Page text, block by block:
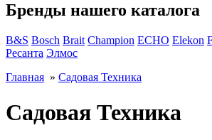
Бренды нашего каталога
B&S Bosch Brait Champion ECHO Elekon
Ресанта Элмос
Главная » Садовая Техника
Садовая Техника